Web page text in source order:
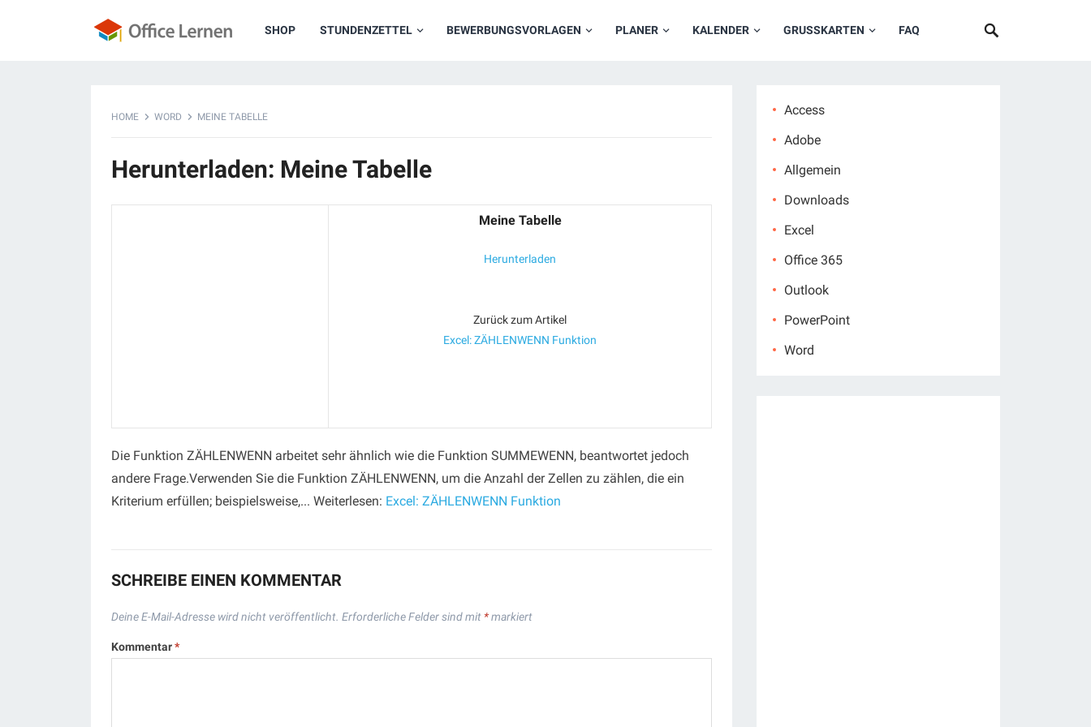
SHOP STUNDENZETTEL BEWERBUNGSVORLAGEN PLANER KALENDER GRUSSKARTEN FAQ
HOME WORD MEINE TABELLE
Herunterladen: Meine Tabelle
Meine Tabelle
Herunterladen
Zurück zum Artikel
Excel: ZÄHLENWENN Funktion
Die Funktion ZÄHLENWENN arbeitet sehr ähnlich wie die Funktion SUMMEWENN, beantwortet jedoch
andere Frage.Verwenden Sie die Funktion ZÄHLENWENN, um die Anzahl der Zellen zu zählen, die ein
Kriterium erfüllen; beispielsweise,... Weiterlesen: Excel: ZÄHLENWENN Funktion
SCHREIBE EINEN KOMMENTAR
Deine E-Mail-Adresse wird nicht veröffentlicht. Erforderliche Felder sind mit *markiert
Kommentar*
Access
Adobe
Allgemein
Downloads
Excel
Office 365
Outlook
PowerPoint
Word